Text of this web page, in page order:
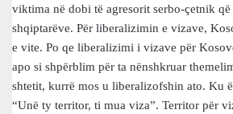
viktima në dobi të agresorit serbo-çetnik
shqiptarëve. Për liberalizimin e vizave,
e vite. Po qe liberalizimi i vizave për
apo si shpërblim për ta nënshkruar
shtetit, kurrë mos u liberalizofshin ato. Ku
“Unë ty territor, ti mua viza”. Territor për